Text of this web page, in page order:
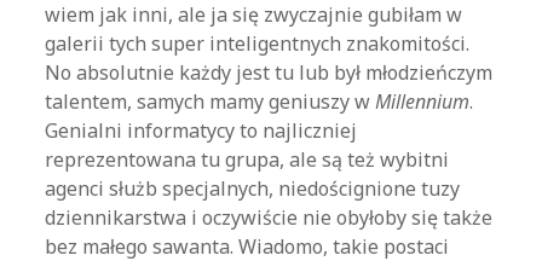
wiem jak inni, ale ja się zwyczajnie gubiłam w
galerii tych super inteligentnych znakomitości.
No absolutnie każdy jest tu lub był młodzieńczym
talentem, samych mamy geniuszy wMillennium.
Genialni informatycy to najliczniej
reprezentowana tu grupa, ale są też wybitni
agenci służb specjalnych, niedoścignione tuzy
dziennikarstwa i oczywiście nie obyłoby się także
bez małego sawanta. Wiadomo, takie postaci